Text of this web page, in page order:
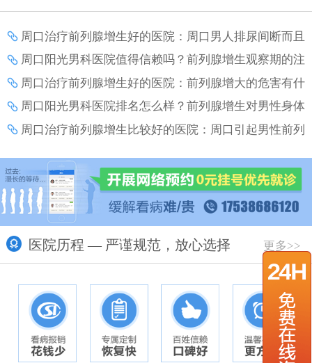
周口治疗前列腺增生好的医院：周口男人排尿间断而且
疼痛是怎么了？
周口阳光男科医院值得信赖吗？前列腺增生观察期的注
意事项？
周口治疗前列腺增生好的医院：前列腺增大的危害有什
么？
周口阳光男科医院排名怎么样？前列腺增生对男性身体
和生活的影响？
周口治疗前列腺增生比较好的医院：周口引起男性前列
医院历程 — 严谨规范，放心选择 更多>>